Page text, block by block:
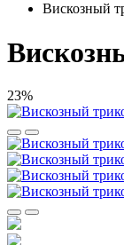
Вискозный
23%